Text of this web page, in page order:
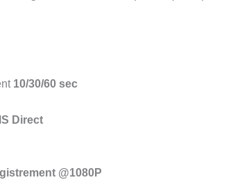
10/30/60 sec
Direct
@1080P